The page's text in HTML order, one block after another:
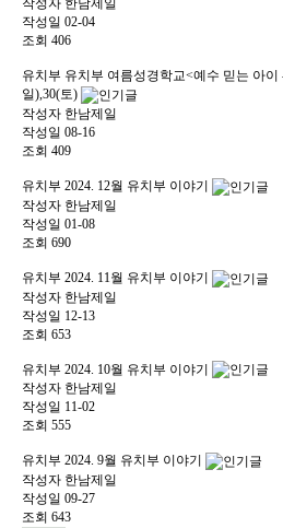
작성자 한남제일
작성일 02-04
조회 406
유치부 유치부 여름성경학교<예수 믿는 아이
일),30(토)
작성자 한남제일
작성일 08-16
조회 409
유치부 2024. 12월 유치부 이야기
작성자 한남제일
작성일 01-08
조회 690
유치부 2024. 11월 유치부 이야기
작성자 한남제일
작성일 12-13
조회 653
유치부 2024. 10월 유치부 이야기
작성자 한남제일
작성일 11-02
조회 555
유치부 2024. 9월 유치부 이야기
작성자 한남제일
작성일 09-27
조회 643